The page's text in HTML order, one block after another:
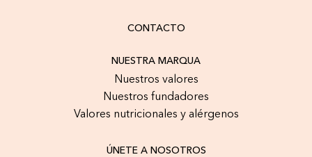
CONTACTO
NUESTRA MARQUA
Nuestros valores
Nuestros fundadores
Valores nutricionales y alérgenos
ÚNETE A NOSOTROS